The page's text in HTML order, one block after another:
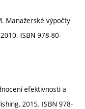
Manažerské výpočty
ISBN 978-80-
efektivnosti a
2015. ISBN 978-